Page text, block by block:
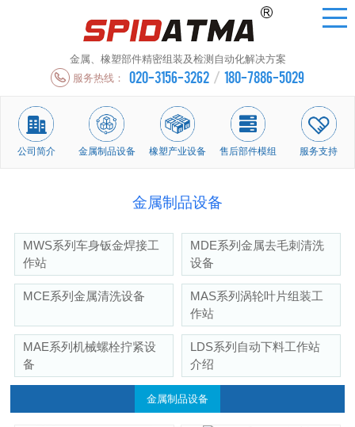
金属、橡塑部件精密组装及检测自动化解决方案
服务热线：
020-3156-3262 / 180-7886-5029
公司简介 金属制品设备 橡塑产业设备 售后部件模组 服务支持
金属制品设备
MWS系列车身钣金焊接工
作站
MDE系列金属去毛刺清洗
设备
MCE系列金属清洗设备
MAS系列涡轮叶片组装工
作站
MAE系列机械螺栓拧紧设
备
LDS系列自动下料工作站
介绍
金属制品设备